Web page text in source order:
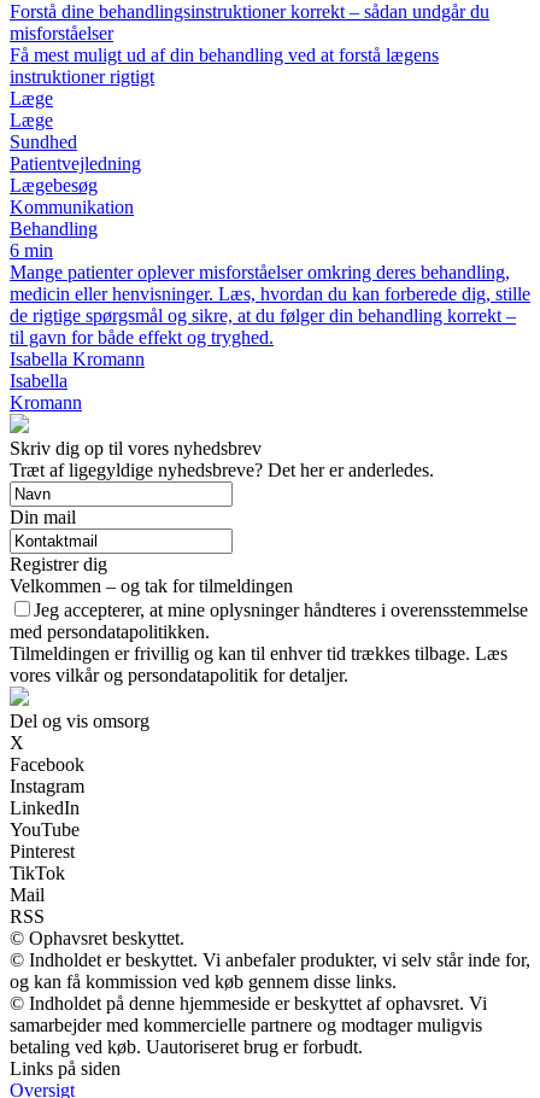
Forstå dine behandlingsinstruktioner korrekt – sådan undgår du
misforståelser
Få mest muligt ud af din behandling ved at forstå lægens
instruktioner rigtigt
Læge
Læge
Sundhed
Patientvejledning
Lægebesøg
Kommunikation
Behandling
6 min
Mange patienter oplever misforståelser omkring deres behandling,
medicin eller henvisninger. Læs, hvordan du kan forberede dig, stille
de rigtige spørgsmål og sikre, at du følger din behandling korrekt –
til gavn for både effekt og tryghed.
Isabella Kromann
Isabella
Kromann
Skriv dig op til vores nyhedsbrev
Træt af ligegyldige nyhedsbreve? Det her er anderledes.
Din mail
Registrer dig
Velkommen – og tak for tilmeldingen
Jeg accepterer, at mine oplysninger håndteres i overensstemmelse
med persondatapolitikken.
Tilmeldingen er frivillig og kan til enhver tid trækkes tilbage. Læs
vores vilkår og persondatapolitik for detaljer.
Del og vis omsorg
X
Facebook
Instagram
LinkedIn
YouTube
Pinterest
TikTok
Mail
RSS
© Ophavsret beskyttet.
© Indholdet er beskyttet. Vi anbefaler produkter, vi selv står inde for,
og kan få kommission ved køb gennem disse links.
© Indholdet på denne hjemmeside er beskyttet af ophavsret. Vi
samarbejder med kommercielle partnere og modtager muligvis
betaling ved køb. Uautoriseret brug er forbudt.
Links på siden
Oversigt